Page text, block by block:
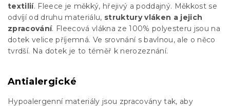
textilií. Fleece je měkký, hřejivý a poddajný. Měkkost se
odvíjí od druhu materiálu, struktury vláken a jejich
zpracování. Fleecová vlákna ze 100% polyesteru jsou na
dotek velice příjemná. Ve srovnání s bavlnou, ale o něco
tvrdší. Na dotek je to téměř k nerozeznání.
Antialergické
Hypoalergenní materiály jsou zpracovány tak, aby